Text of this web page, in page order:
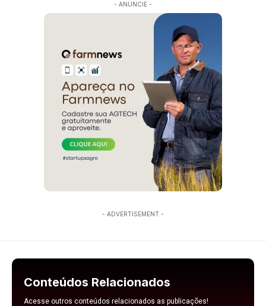
- ANUNCIE -
- ADVERTISEMENT -
Conteúdos Relacionados
Acesse outros conteúdos relacionados as publicações!